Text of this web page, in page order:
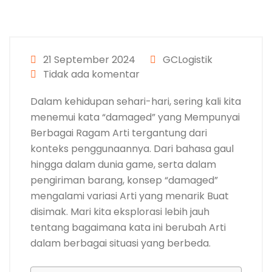
21 September 2024
GCLogistik
Tidak ada komentar
Dalam kehidupan sehari-hari, sering kali kita
menemui kata “damaged” yang Mempunyai
Berbagai Ragam Arti tergantung dari
konteks penggunaannya. Dari bahasa gaul
hingga dalam dunia game, serta dalam
pengiriman barang, konsep “damaged”
mengalami variasi Arti yang menarik Buat
disimak. Mari kita eksplorasi lebih jauh
tentang bagaimana kata ini berubah Arti
dalam berbagai situasi yang berbeda.